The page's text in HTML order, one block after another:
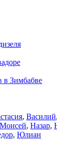
в Зимбабве
, Василий,
Моисей, Назар,
, Юлиан